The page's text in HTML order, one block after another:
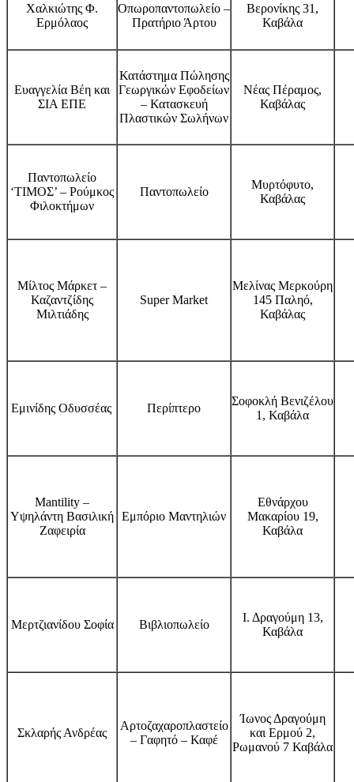
Χαλκιώτης Φ.
Ερμόλαος
Οπωροπαντοπωλείο –
Πρατήριο Άρτου
Βερονίκης 31,
Καβάλα
Ευαγγελία Βέη και
ΣΙΑ ΕΠΕ
Κατάστημα Πώλησης
Γεωργικών Εφοδείων
– Κατασκευή
Πλαστικών Σωλήνων
Νέας Πέραμος,
Καβάλας
Παντοπωλείο
‘ΤΙΜΟΣ’ – Ρούμκος
Φιλοκτήμων
Παντοπωλείο
Μυρτόφυτο,
Καβάλας
Μίλτος Μάρκετ –
Καζαντζίδης
Μιλτιάδης
Super Market
Μελίνας Μερκούρη
145 Παληό,
Καβάλας
Εμινίδης Οδυσσέας Περίπτερο
Σοφοκλή Βενιζέλου
1, Καβάλα
Mantility –
Υψηλάντη Βασιλική
Ζαφειρία
Εμπόριο Μαντηλιών
Εθνάρχου
Μακαρίου 19,
Καβάλα
Μερτζιανίδου Σοφία Βιβλιοπωλείο
Ι. Δραγούμη 13,
Καβάλα
Σκλαρής Ανδρέας
Αρτοζαχαροπλαστείο
– Γαφητό – Καφέ
Ίωνος Δραγούμη
και Ερμού 2,
Ρωμανού 7 Καβάλα